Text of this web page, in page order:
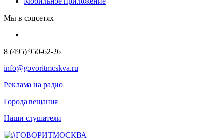
Мы в соцсетях
8 (495) 950-62-26
info@govoritmoskva.ru
Реклама на радио
Города вещания
Наши слушатели